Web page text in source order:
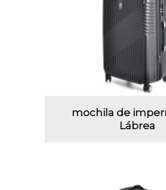
mochila de
Lábrea